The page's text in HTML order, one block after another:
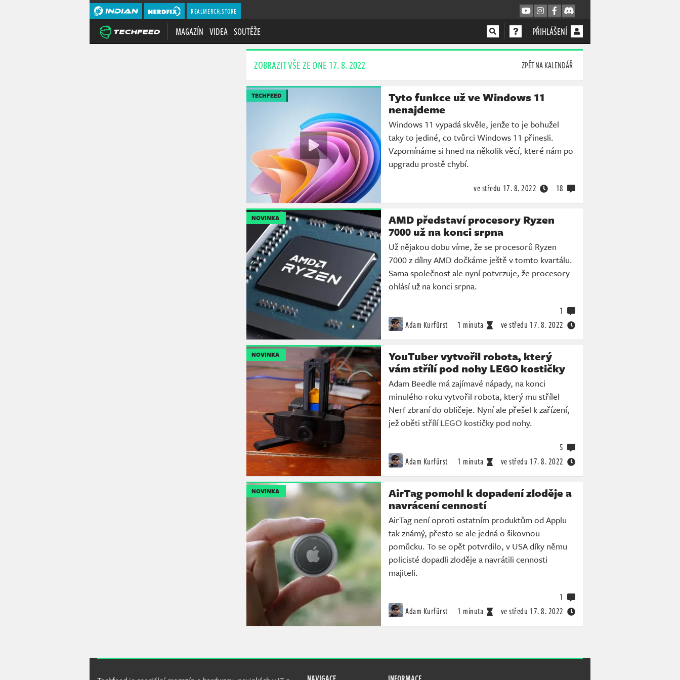
REALMERCH.STORE
MAGAZÍN VIDEA SOUTĚŽE PŘIHLÁŠENÍ
ZOBRAZIT VŠE ZE DNE 17. 8. 2022 ZPĚT NA KALENDÁŘ
TECHFEED
Tyto funkce už ve Windows 11
nenajdeme
Windows 11 vypadá skvěle, jenže to je bohužel
taky to jediné, co tvůrci Windows 11 přinesli.
Vzpomínáme si hned na několik věcí, které nám po
upgradu prostě chybí.
ve středu 17. 8. 2022 18
NOVINKA
AMD představí procesory Ryzen
7000 už na konci srpna
Už nějakou dobu víme, že se procesorů Ryzen
7000 z dílny AMD dočkáme ještě v tomto kvartálu.
Sama společnost ale nyní potvrzuje, že procesory
ohlásí už na konci srpna.
Adam Kurfürst 1 minuta ve středu 17. 8. 2022
1
NOVINKA
YouTuber vytvořil robota, který
vám střílí pod nohy LEGO kostičky
Adam Beedle má zajímavé nápady, na konci
minulého roku vytvořil robota, který mu střílel
Nerf zbraní do obličeje. Nyní ale přešel k zařízení,
jež oběti střílí LEGO kostičky pod nohy.
Adam Kurfürst 1 minuta ve středu 17. 8. 2022
5
NOVINKA
AirTag pomohl k dopadení zloděje a
navrácení cenností
AirTag není oproti ostatním produktům od Applu
tak známý, přesto se ale jedná o šikovnou
pomůcku. To se opět potvrdilo, v USA díky němu
policisté dopadli zloděje a navrátili cennosti
majiteli.
Adam Kurfürst 1 minuta ve středu 17. 8. 2022
1